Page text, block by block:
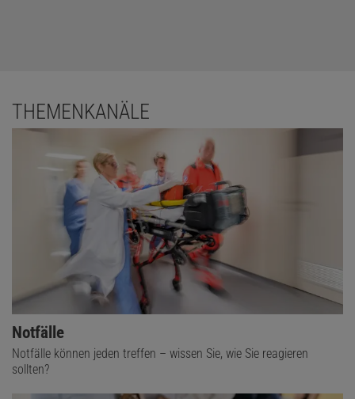
THEMENKANÄLE
Notfälle
Notfälle können jeden treffen – wissen Sie, wie Sie reagieren
sollten?